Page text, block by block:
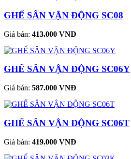
GHẾ SÂN VẬN ĐỘNG SC08
Giá bán: 413.000 VNĐ
GHẾ SÂN VẬN ĐỘNG SC06Y
Giá bán: 587.000 VNĐ
GHẾ SÂN VẬN ĐỘNG SC06T
Giá bán: 419.000 VNĐ